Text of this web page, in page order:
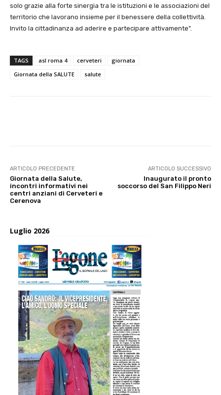
solo grazie alla forte sinergia tra le istituzioni e le associazioni del
territorio che lavorano insieme per il benessere della collettività.
Invito la cittadinanza ad aderire e partecipare attivamente”.
TAGS asl roma 4 cerveteri
giornata
Giornata della SALUTE
salute
ARTICOLO PRECEDENTE
Giornata della Salute,
incontri informativi nei
centri anziani di Cerveteri e
Cerenova
ARTICOLO SUCCESSIVO
Inaugurato il pronto
soccorso del San Filippo Neri
Luglio 2026